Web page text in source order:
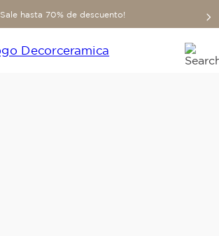
Sale hasta 70% de descuento!